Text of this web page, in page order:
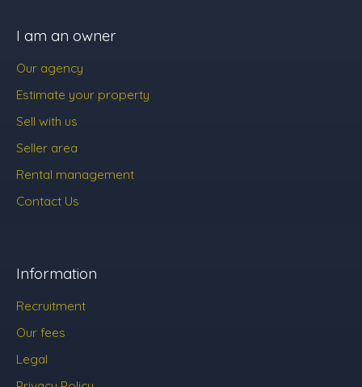
I am an owner
Our agency
Estimate your property
Sell with us
Seller area
Rental management
Contact Us
Information
Recruitment
Our fees
Legal